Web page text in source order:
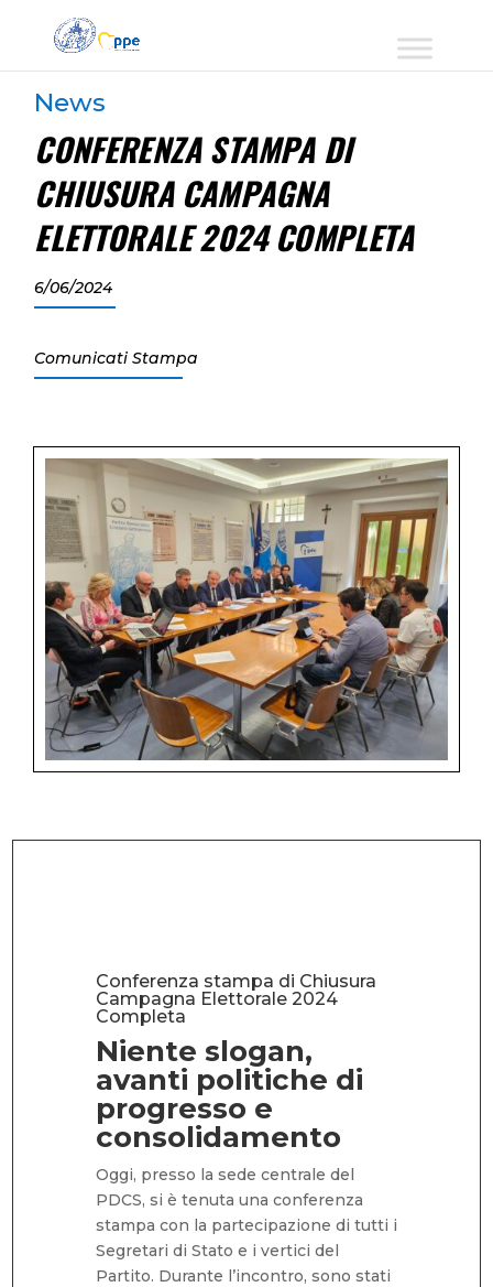
News
CONFERENZA STAMPA DI
CHIUSURA CAMPAGNA
ELETTORALE 2024 COMPLETA
6/06/2024
Comunicati Stampa
Conferenza stampa di Chiusura
Campagna Elettorale 2024
Completa
Niente slogan,
avanti politiche di
progresso e
consolidamento
Oggi, presso la sede centrale del
PDCS, si è tenuta una conferenza
stampa con la partecipazione di tutti i
Segretari di Stato e i vertici del
Partito. Durante l’incontro, sono stati